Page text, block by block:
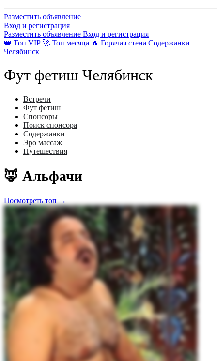
Разместить объявление
Вход и регистрация
Разместить объявление Вход и регистрация
👑 Топ VIP 🚀 Топ месяца 🔥 Горячая стена Содержанки
Челябинск
Фут фетиш Челябинск
Встречи
Фут фетиш
Спонсоры
Поиск спонсора
Содержанки
Эро массаж
Путешествия
🦊 Альфачи
Посмотреть топ →